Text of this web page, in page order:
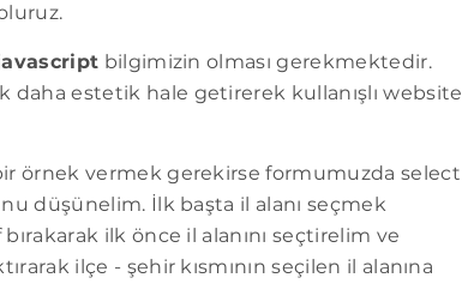
bilgimizin olması gerekmektedir.
daha estetik hale getirerek kullanışlı website
örnek vermek gerekirse formumuzda select
düşünelim. İlk başta il alanı seçmek
ilk önce il alanını seçtirelim ve
ilçe - şehir kısmının seçilen il alanına